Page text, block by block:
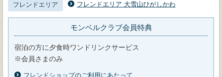
フレンドエリア フレンドエリア 大雪山ひがしかわ
モンベルクラブ会員特典
宿泊の方に夕食時ワンドリンクサービス
※会員さまのみ
フレンドショップのご利用にあたって